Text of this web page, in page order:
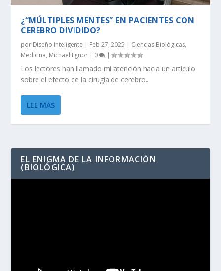
SEGÚN RICHARD DAWKINS, EL ÁRBOL DE LA
VIDA TIENE U...
DAWKINS Y EL DÍA DE DARWIN:
DISTINGUIENDO LA REALI...
EVOLUCIÓN DE LA INFORMACIÓN BIOLÓGICA:
LA DEFINICI...
LA VIDA ES LO MÁS ANTINATURAL DEL
UNIVERSO.
¡CREAMOS LA VIDA! EH, ESPERA UN
MOMENTO…
¿“MÚLTIPLES MENTES” EN PACIENTES CON
CEREBRO DIVIDIDO?
por Diseño Inteligente | Feb 27, 2025 | Ciencias Biológicas,
Medicina, Michael Egnor | 0 |
Los lectores han llamado mi atención hacia un artículo
sobre el efecto de la cirugía de cerebro...
LEE MAS
EL ENIGMA DE LA INFORMACIÓN
(BIOLÓGICA)